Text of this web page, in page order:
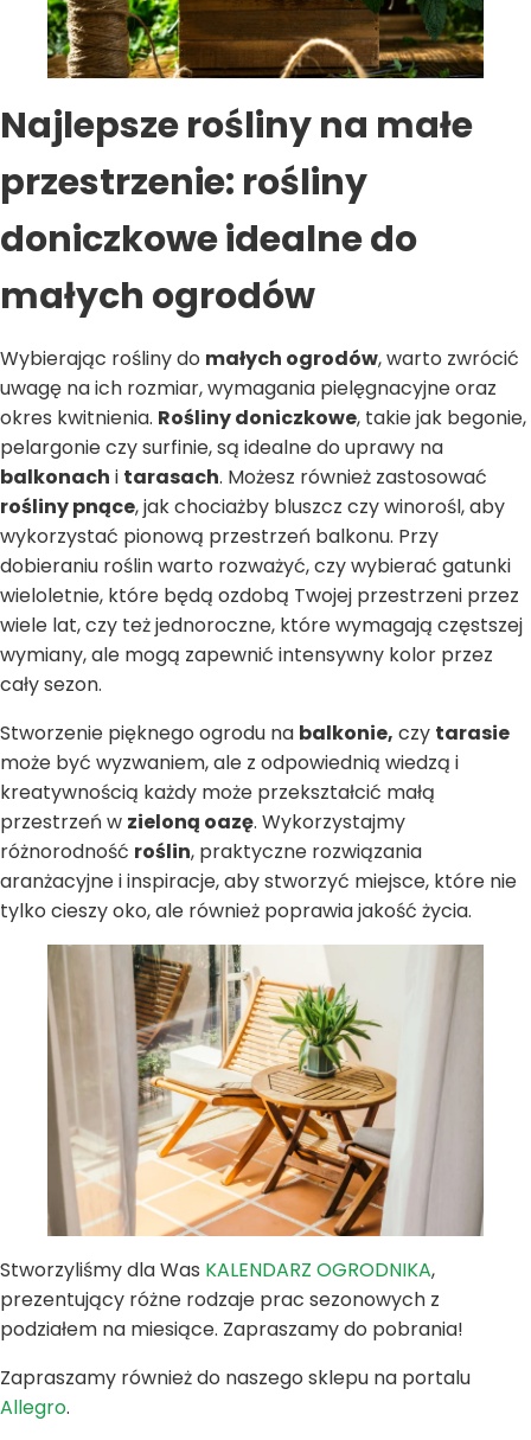
Najlepsze rośliny na małe
przestrzenie: rośliny
doniczkowe idealne do
małych ogrodów
Wybierając rośliny do małych ogrodów, warto zwrócić
uwagę na ich rozmiar, wymagania pielęgnacyjne oraz
okres kwitnienia. Rośliny doniczkowe, takie jak begonie,
pelargonie czy surfinie, są idealne do uprawy na
balkonach i tarasach. Możesz również zastosować
rośliny pnące, jak chociażby bluszcz czy winorośl, aby
wykorzystać pionową przestrzeń balkonu. Przy
dobieraniu roślin warto rozważyć, czy wybierać gatunki
wieloletnie, które będą ozdobą Twojej przestrzeni przez
wiele lat, czy też jednoroczne, które wymagają częstszej
wymiany, ale mogą zapewnić intensywny kolor przez
cały sezon.
Stworzenie pięknego ogrodu na balkonie, czy tarasie
może być wyzwaniem, ale z odpowiednią wiedzą i
kreatywnością każdy może przekształcić małą
przestrzeń w zieloną oazę. Wykorzystajmy
różnorodność roślin, praktyczne rozwiązania
aranżacyjne i inspiracje, aby stworzyć miejsce, które nie
tylko cieszy oko, ale również poprawia jakość życia.
Stworzyliśmy dla Was KALENDARZ OGRODNIKA,
prezentujący różne rodzaje prac sezonowych z
podziałem na miesiące. Zapraszamy do pobrania!
Zapraszamy również do naszego sklepu na portalu
Allegro.